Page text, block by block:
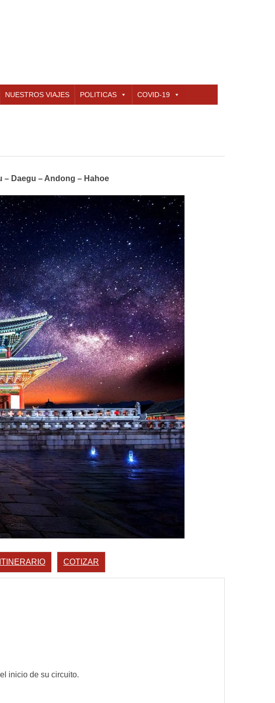
NUESTROS VIAJES POLITICAS COVID-19
– Daegu – Andong – Hahoe
COTIZAR
inicio de su circuito.